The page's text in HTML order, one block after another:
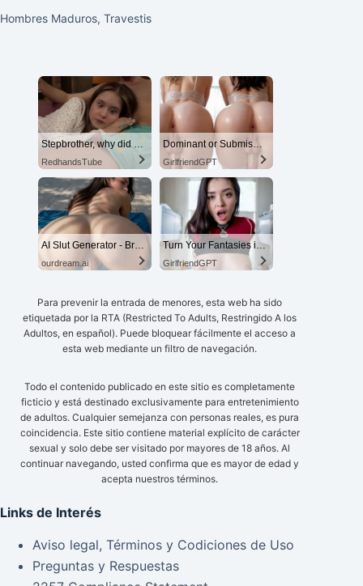
Hombres Maduros, Travestis
Stepbrother, why did you show me your dick? Now I want to fuck you with my wet pussy
RedhandsTube
Dominant or Submissive? Cold or Wild?
GirlfriendGPT
AI Slut Generator - Bring your Fantasies to life 🔥
ourdream.ai
Turn Your Fantasies into Reality
GirlfriendGPT
Para prevenir la entrada de menores, esta web ha sido
etiquetada por la RTA (Restricted To Adults, Restringido A los
Adultos, en español). Puede bloquear fácilmente el acceso a
esta web mediante un filtro de navegación.
Todo el contenido publicado en este sitio es completamente
ficticio y está destinado exclusivamente para entretenimiento
de adultos. Cualquier semejanza con personas reales, es pura
coincidencia. Este sitio contiene material explícito de carácter
sexual y solo debe ser visitado por mayores de 18 años. Al
continuar navegando, usted confirma que es mayor de edad y
acepta nuestros términos.
Links de Interés
Aviso legal, Términos y Codiciones de Uso
Preguntas y Respuestas